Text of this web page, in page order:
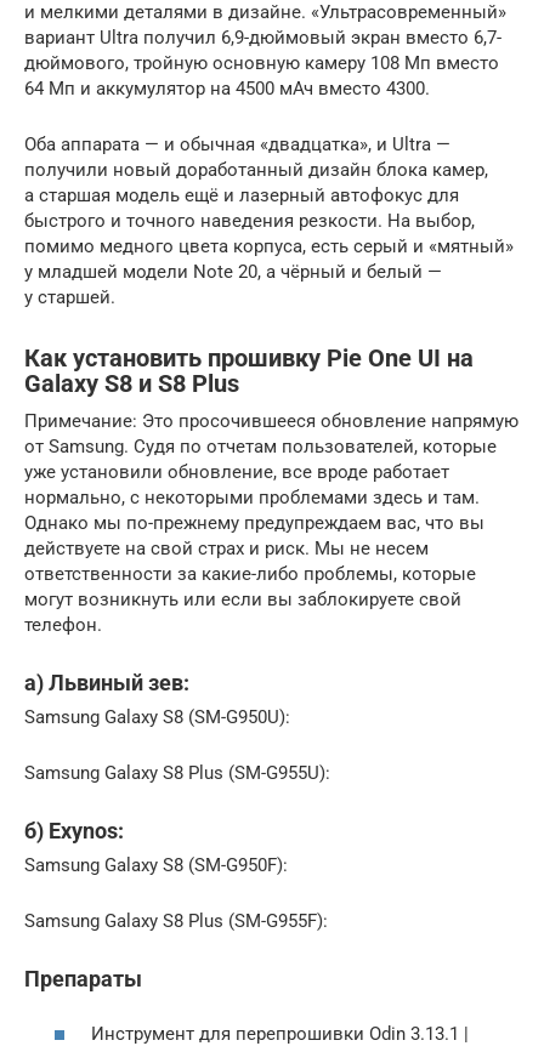
и мелкими деталями в дизайне. «Ультрасовременный»
вариант Ultra получил 6,9-дюймовый экран вместо 6,7-
дюймового, тройную основную камеру 108 Мп вместо
64 Мп и аккумулятор на 4500 мАч вместо 4300.
Оба аппарата — и обычная «двадцатка», и Ultra —
получили новый доработанный дизайн блока камер,
а старшая модель ещё и лазерный автофокус для
быстрого и точного наведения резкости. На выбор,
помимо медного цвета корпуса, есть серый и «мятный»
у младшей модели Note 20, а чёрный и белый —
у старшей.
Как установить прошивку Pie One UI на
Galaxy S8 и S8 Plus
Примечание: Это просочившееся обновление напрямую
от Samsung. Судя по отчетам пользователей, которые
уже установили обновление, все вроде работает
нормально, с некоторыми проблемами здесь и там.
Однако мы по-прежнему предупреждаем вас, что вы
действуете на свой страх и риск. Мы не несем
ответственности за какие-либо проблемы, которые
могут возникнуть или если вы заблокируете свой
телефон.
а) Львиный зев:
Samsung Galaxy S8 (SM-G950U):
Samsung Galaxy S8 Plus (SM-G955U):
б) Exynos:
Samsung Galaxy S8 (SM-G950F):
Samsung Galaxy S8 Plus (SM-G955F):
Препараты
Инструмент для перепрошивки Odin 3.13.1 |